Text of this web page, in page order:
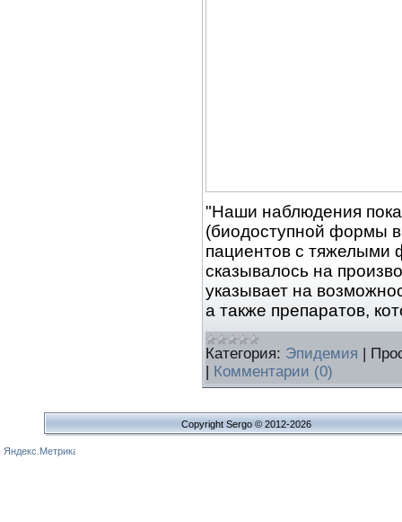
"Наши наблюдения
(биодоступной формы
пациентов с тяжелыми
сказывалось на
указывает на
а также препаратов,
Категория: Эпидемия
Комментарии (0)
Copyright Sergo © 2012-2026